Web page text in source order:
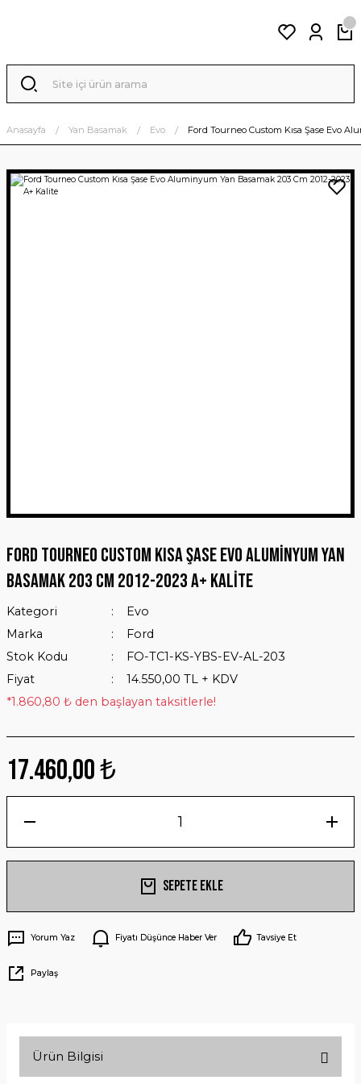
Anasayfa Yan Basamak Evo Ford Tourneo Custom Kısa Şase Evo
Ford Tourneo Custom Kısa Şase Evo Aluminyum Yan
Basamak 203 Cm 2012-2023 A+ Kalite
Kategori
Evo
Marka
Ford
Stok Kodu
FO-TC1-KS-YBS-EV-AL-203
Fiyat
14.550,00 TL + KDV
*1.860,80 ₺ den başlayan taksitlerle!
17.460,00 ₺
Sepete Ekle
Yorum Yaz Fiyatı Düşünce Haber Ver Tavsiye Et
Paylaş
Ürün Bilgisi